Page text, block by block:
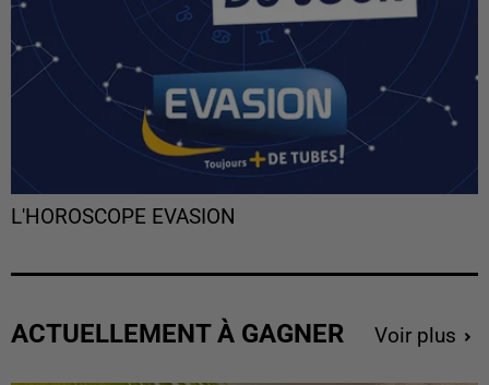
L'HOROSCOPE EVASION
ACTUELLEMENT À GAGNER Voir plus